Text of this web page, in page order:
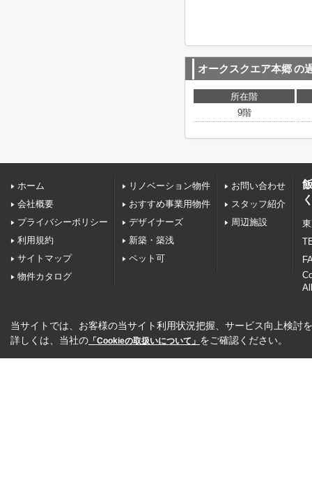
オークスクエア本郷の
所在階
9階
ホーム
会社概要
プライバシーポリシー
利用規約
サイトマップ
物件カタログ
リノベーション物件
おすすめ事業用物件
デザイナーズ
新築・築浅
ペット可
お問い合わせ
スタッフ紹介
周辺施設
当サイトでは、お客様の当サイト利用状況把握、サービス向上検討
詳しくは、当社の 「Cookieの取扱いについて」 をご確認ください。